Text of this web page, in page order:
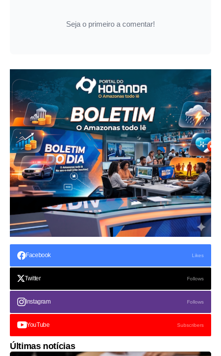
Seja o primeiro a comentar!
Facebook Likes
Twitter Follows
Instagram Follows
YouTube Subscribers
Últimas notícias